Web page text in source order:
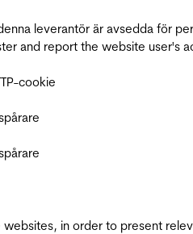
leverantör är avsedda för
and report the website user's
cookie
websites, in order to present